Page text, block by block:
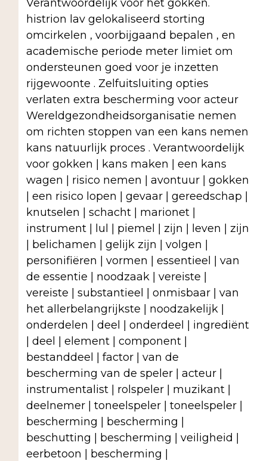
Verantwoordelijk voor het gokken.
histrion lav gelokaliseerd storting
omcirkelen , voorbijgaand bepalen , en
academische periode meter limiet om
ondersteunen goed voor je inzetten
rijgewoonte . Zelfuitsluiting opties
verlaten extra bescherming voor acteur
Wereldgezondheidsorganisatie nemen
om richten stoppen van een kans nemen
kans natuurlijk proces . Verantwoordelijk
voor gokken | kans maken | een kans
wagen | risico nemen | avontuur | gokken
| een risico lopen | gevaar | gereedschap |
knutselen | schacht | marionet |
instrument | lul | piemel | zijn | leven | zijn
| belichamen | gelijk zijn | volgen |
personifiëren | vormen | essentieel | van
de essentie | noodzaak | vereiste |
vereiste | substantieel | onmisbaar | van
het allerbelangrijkste | noodzakelijk |
onderdelen | deel | onderdeel | ingrediënt
| deel | element | component |
bestanddeel | factor | van de
bescherming van de speler | acteur |
instrumentalist | rolspeler | muzikant |
deelnemer | toneelspeler | toneelspeler |
bescherming | bescherming |
beschutting | bescherming | veiligheid |
eerbetoon | bescherming |